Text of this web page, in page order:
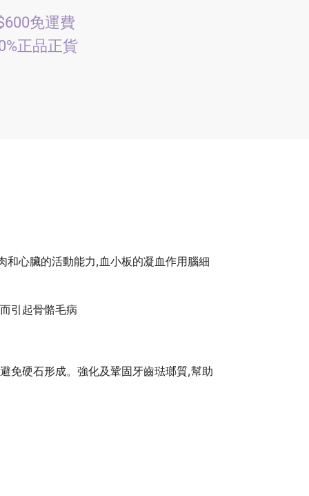
免運費
正品正貨
和心臟的活動能力,血小板的凝血作用腦細
引起骨骼毛病
免硬石形成。強化及鞏固牙齒琺瑯質,幫助